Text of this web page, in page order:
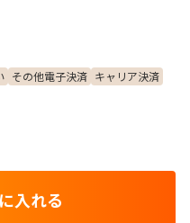
その他電子決済 キャリア決済
入れる